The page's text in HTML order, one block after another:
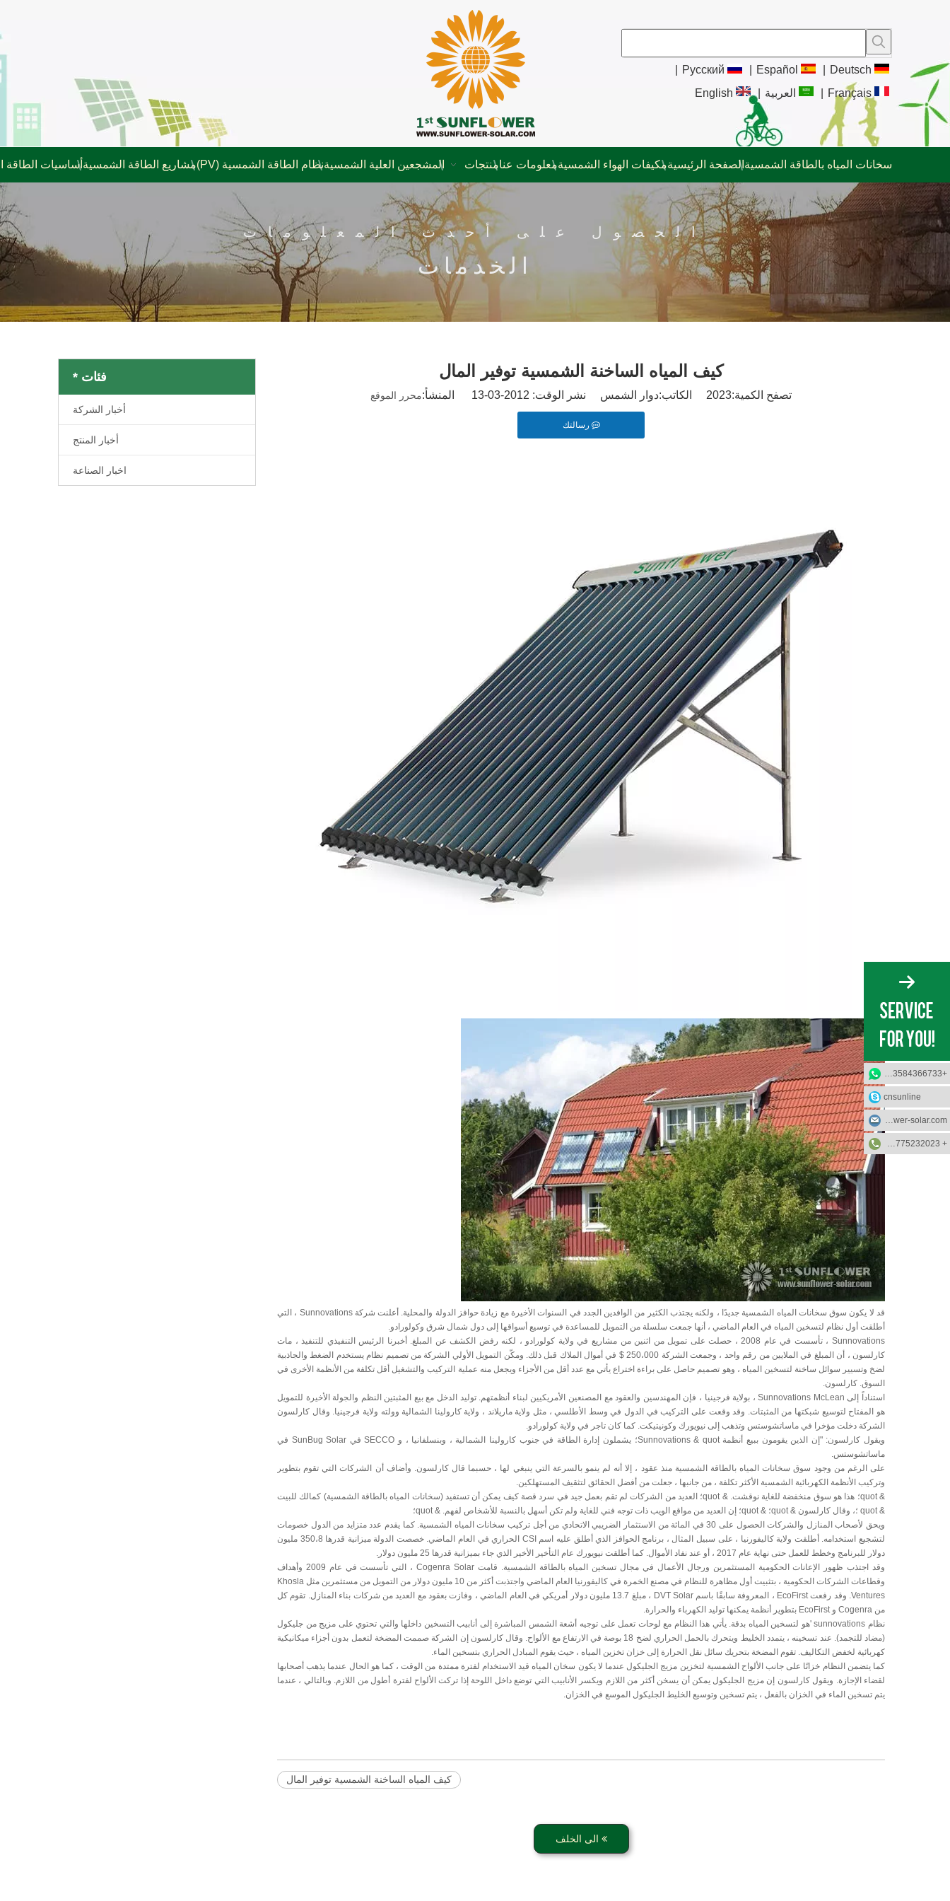
Deutsch
Español
Pусский
Français
العربية English
سخانات المياه بالطاقة الشمسية الصفحة الرئيسيةمكيفات الهواء الشمسيةمعلومات عنامنتجات المشجعين العلية الشمسيةنظام الطاقة الشمسية (PV) مشاريع الطاقة الشمسية أساسيات الطاقة
الحصول على أحدث المعلومات
الخدمات
فئات *
أخبار الشركة
أخبار المنتج
اخبار الصناعة
كيف المياه الساخنة الشمسية توفير المال
تصفح الكمية:2023 الكاتب:دوار الشمس نشر الوقت: 2012-03-13 المنشأ: محرر الموقع
رسالتك
قد لا يكون سوق سخانات المياه الشمسية جديدًا ، ولكنه يجتذب الكثير من الوافدين الجدد في السنوات الأخيرة مع زيادة حوافز الدولة والمحلية. أعلنت شركة Sunnovations ، التي
أطلقت أول نظام لتسخين المياه في العام الماضي ، أنها جمعت سلسلة من التمويل للمساعدة في توسيع أسواقها إلى دول شمال شرق وكولورادو.
Sunnovations ، تأسست في عام 2008 ، حصلت على تمويل من اثنين من مشاريع في ولاية كولورادو ، لكنه رفض الكشف عن المبلغ. أخبرنا الرئيس التنفيذي للتنفيذ ، مات
كارلسون ، أن المبلغ في الملايين من رقم واحد ، وجمعت الشركة 250،000 $ في أموال الملاك قبل ذلك. ومكّن التمويل الأولي الشركة من تصميم نظام يستخدم الضغط والجاذبية
لضخ وتسيير سوائل ساخنة لتسخين المياه ، وهو تصميم حاصل على براءة اختراع يأتي مع عدد أقل من الأجزاء ويجعل منه عملية التركيب والتشغيل أقل تكلفة من الأنظمة الأخرى في
السوق. كارلسون.
استناداً إلى Sunnovations McLean ، بولاية فرجينيا ، فإن المهندسين والعقود مع المصنعين الأمريكيين لبناء أنظمتهم. توليد الدخل مع بيع المثبتين النظم والجولة الأخيرة للتمويل
هو المفتاح لتوسيع شبكتها من المثبتات. وقد وقعت على التركيب في الدول في وسط الأطلسي ، مثل ولاية ماريلاند ، ولاية كارولينا الشمالية وولته ولاية فرجينيا. وقال كارلسون
الشركة دخلت مؤخرا في ماساتشوستس وتذهب إلى نيويورك وكونيتيكت. كما كان تاجر في ولاية كولورادو.
ويقول كارلسون: "إن الذين يقومون ببيع أنظمة Sunnovations & quot؛ يشملون إدارة الطاقة في جنوب كارولينا الشمالية ، وبنسلفانيا ، و SECCO في SunBug Solar في
ماساتشوستس.
على الرغم من وجود سوق سخانات المياه بالطاقة الشمسية منذ عقود ، إلا أنه لم ينمو بالسرعة التي ينبغي لها ، حسبما قال كارلسون. وأضاف أن الشركات التي تقوم بتطوير
وتركيب الأنظمة الكهربائية الشمسية الأكثر تكلفة ، من جانبها ، جعلت من أفضل الحقائق لتثقيف المستهلكين.
& quot؛ هذا هو سوق منخفضة للغاية نوقشت. & quot؛ العديد من الشركات لم تقم بعمل جيد في سرد ​​قصة كيف يمكن أن تستفيد (سخانات المياه بالطاقة الشمسية) كمالك للبيت
& quot ؛، وقال كارلسون & quot؛ & quot؛ إن العديد من مواقع الويب ذات توجه فني للغاية ولم تكن أسهل بالنسبة للأشخاص لفهم. & quot؛
ويحق لأصحاب المنازل والشركات الحصول على 30 في المائة من الاستثمار الضريبي الاتحادي من أجل تركيب سخانات المياه الشمسية. كما يقدم عدد متزايد من الدول خصومات
لتشجيع استخدامه. أطلقت ولاية كاليفورنيا ، على سبيل المثال ، برنامج الحوافز الذي أطلق عليه اسم CSI الحراري في العام الماضي. خصصت الدولة ميزانية قدرها 350،8 مليون
دولار للبرنامج وخطط للعمل حتى نهاية عام 2017 ، أو عند نفاد الأموال. كما أطلقت نيويورك عام التأخير الأخير الذي جاء بميزانية قدرها 25 مليون دولار.
وقد اجتذب ظهور الإعانات الحكومية المستثمرين ورجال الأعمال في مجال تسخين المياه بالطاقة الشمسية. قامت Cogenra Solar ، التي تأسست في عام 2009 وأهداف
وقطاعات الشركات الحكومية ، بتثبيت أول مظاهرة للنظام في مصنع الخمرة في كاليفورنيا العام الماضي واجتذبت أكثر من 10 مليون دولار من التمويل من مستثمرين مثل Khosla
Ventures. وقد رفعت EcoFirst ، المعروفة سابقًا باسم DVT Solar ، مبلغ 13.7 مليون دولار أمريكي في العام الماضي ، وفازت بعقود مع العديد من شركات بناء المنازل. تقوم كل
من Cogenra و EcoFirst بتطوير أنظمة يمكنها توليد الكهرباء والحرارة.
نظام sunnovations 'هو لتسخين المياه بدقة. يأتي هذا النظام مع لوحات تعمل على توجيه أشعة الشمس المباشرة إلى أنابيب التسخين داخلها والتي تحتوي على مزيج من جليكول
(مضاد للتجمد). عند تسخينه ، يتمدد الخليط ويتحرك بالحمل الحراري لضخ 18 بوصة في الارتفاع مع الألواح. وقال كارلسون إن الشركة صممت المضخة لتعمل بدون أجزاء ميكانيكية
كهربائية لخفض التكاليف. تقوم المضخة بتحريك سائل نقل الحرارة إلى خزان تخزين المياه ، حيث يقوم المبادل الحراري بتسخين الماء.
كما يتضمن النظام خزانًا على جانب الألواح الشمسية لتخزين مزيج الجليكول عندما لا يكون سخان المياه قيد الاستخدام لفترة ممتدة من الوقت ، كما هو الحال عندما يذهب أصحابها
لقضاء الإجازة. ويقول كارلسون إن مزيج الجليكول يمكن أن يسخن أكثر من اللازم ويكسر الأنابيب التي توضع داخل اللوحة إذا تركت الألواح لفترة أطول من اللازم. وبالتالي ، عندما
يتم تسخين الماء في الخزان بالفعل ، يتم تسخين وتوسيع الخليط الجليكول الموسع في الخزان.
كيف المياه الساخنة الشمسية توفير المال
الى الخلف
+8613584366733
cnsunline
info@sunflower-solar.com
+ 0٬086-13775232023